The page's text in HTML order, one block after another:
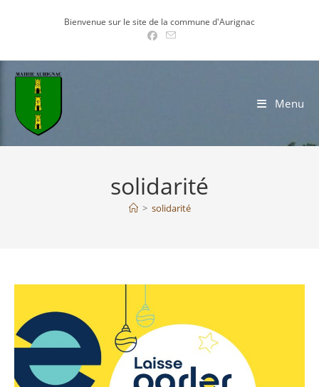
Bienvenue sur le site de la commune d'Aurignac
Menu
solidarité
> solidarité